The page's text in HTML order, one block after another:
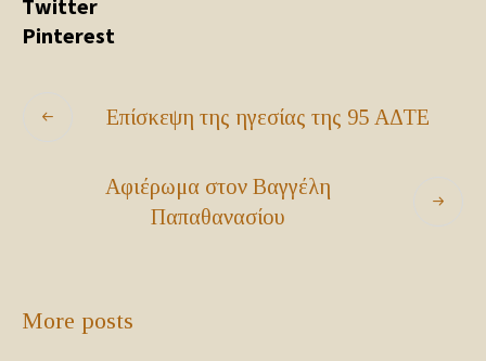
Twitter
Pinterest
Επίσκεψη της ηγεσίας της 95 ΑΔΤΕ
Αφιέρωμα στον Βαγγέλη
Παπαθανασίου
More posts